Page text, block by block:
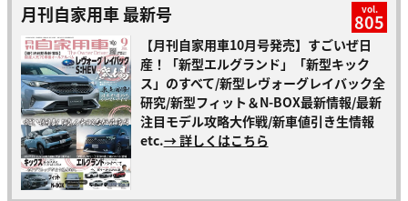
月刊自家用車 最新号 vol.
805
【月刊自家用車10月号発売】すごいぜ日
産！「新型エルグランド」「新型キック
ス」のすべて/新型レヴォーグレイバック全
研究/新型フィット＆N-BOX最新情報/最新
注目モデル攻略大作戦/新車値引き生情報
etc.→ 詳しくはこちら